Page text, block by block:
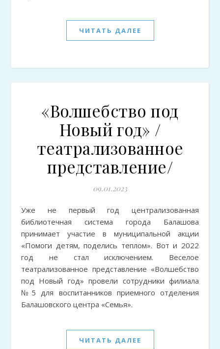
ЧИТАТЬ ДАЛЕЕ
«Волшебство под
Новый год» /
театрализованное
представление/
09.01.2023
Уже не первый год централизованная
библиотечная система города Балашова
принимает участие в муниципальной акции
«Помоги детям, поделись теплом». Вот и 2022
год не стал исключением. Веселое
театрализованное представление «Волшебство
под Новый год» провели сотрудники филиала
№5 для воспитанников приемного отделения
Балашовского центра «Семья».
ЧИТАТЬ ДАЛЕЕ